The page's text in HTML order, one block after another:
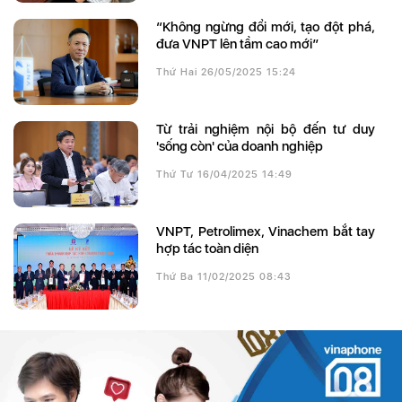
“Không ngừng đổi mới, tạo đột phá,
đưa VNPT lên tầm cao mới”
Thứ Hai 26/05/2025 15:24
Từ trải nghiệm nội bộ đến tư duy
'sống còn' của doanh nghiệp
Thứ Tư 16/04/2025 14:49
VNPT, Petrolimex, Vinachem bắt tay
hợp tác toàn diện
Thứ Ba 11/02/2025 08:43